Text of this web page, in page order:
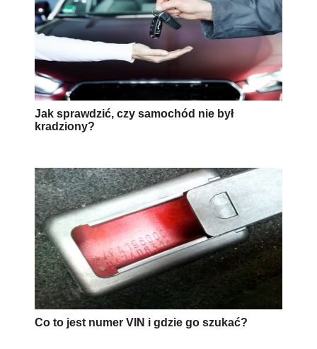
Jak sprawdzić, czy samochód nie był
kradziony?
Co to jest numer VIN i gdzie go szukać?